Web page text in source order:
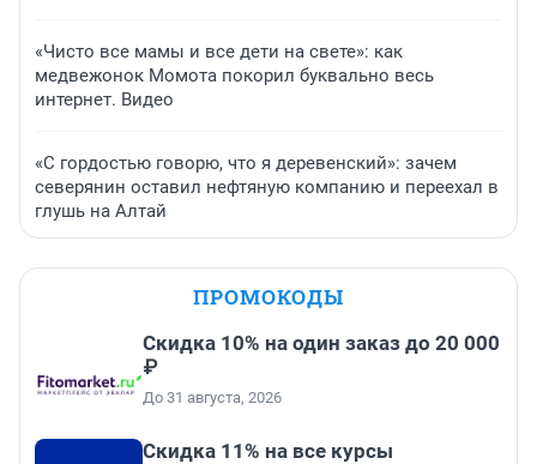
«Чисто все мамы и все дети на свете»: как
медвежонок Момота покорил буквально весь
интернет. Видео
«С гордостью говорю, что я деревенский»: зачем
северянин оставил нефтяную компанию и переехал в
глушь на Алтай
ПРОМОКОДЫ
Скидка 10% на один заказ до 20 000
₽
До 31 августа, 2026
Скидка 11% на все курсы